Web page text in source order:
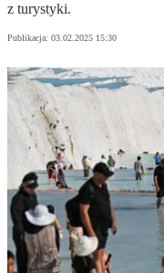
z turystyki.
Publikacja: 03.02.2025 15:30